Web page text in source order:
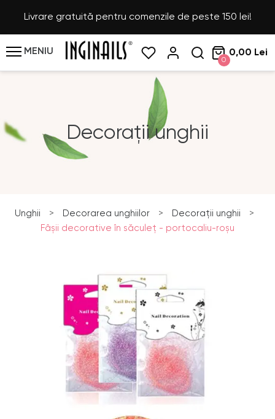
Livrare gratuită pentru comenzile de peste 150 lei!
MENIU
0
0,00 Lei
Decorații unghii
Unghii > Decorarea unghiilor > Decorații unghii
>
Fâşii decorative în săculeţ - portocaliu-roşu